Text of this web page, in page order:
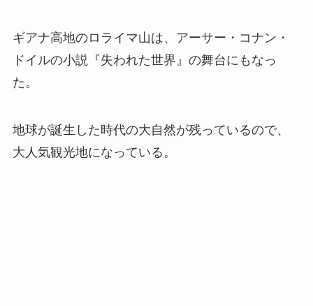
ギアナ高地のロライマ山は、アーサー・コナン・
ドイルの小説『失われた世界』の舞台にもなっ
た。
地球が誕生した時代の大自然が残っているので、
大人気観光地になっている。